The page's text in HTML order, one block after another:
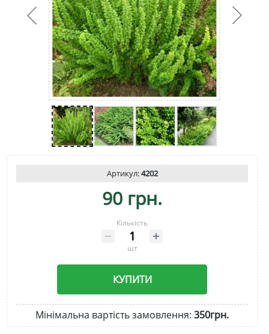
Артикул:4202
90 грн.
Кількість
шт
КУПИТИ
Мінімальна вартість замовлення: 350грн.